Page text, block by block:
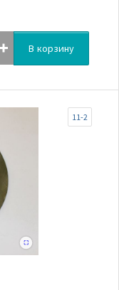
В корзину
11-2